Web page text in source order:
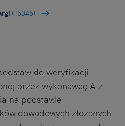
(15345)
do weryfikacji
przez wykonawcę A z
na podstawie
dowodowych złożonych